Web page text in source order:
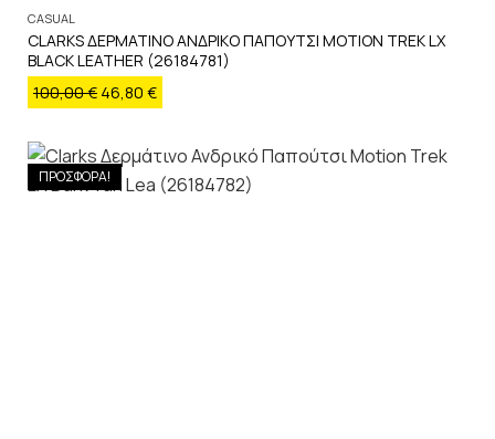
CASUAL
CLARKS ΔΕΡΜΑΤΙΝΟ ΑΝΔΡΙΚΟ ΠΑΠΟΥΤΣΙ MOTION TREK LX
BLACK LEATHER (26184781)
100,00€ 46,80 €
ΠΡΟΣΦΟΡΑ!